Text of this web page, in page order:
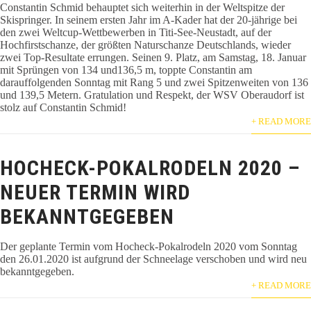
Constantin Schmid behauptet sich weiterhin in der Weltspitze der
Skispringer. In seinem ersten Jahr im A-Kader hat der 20-jährige bei
den zwei Weltcup-Wettbewerben in Titi-See-Neustadt, auf der
Hochfirstschanze, der größten Naturschanze Deutschlands, wieder
zwei Top-Resultate errungen. Seinen 9. Platz, am Samstag, 18. Januar
mit Sprüngen von 134 und136,5 m, toppte Constantin am
darauffolgenden Sonntag mit Rang 5 und zwei Spitzenweiten von 136
und 139,5 Metern. Gratulation und Respekt, der WSV Oberaudorf ist
stolz auf Constantin Schmid!
+ READ MORE
HOCHECK-POKALRODELN 2020 –
NEUER TERMIN WIRD
BEKANNTGEGEBEN
Der geplante Termin vom Hocheck-Pokalrodeln 2020 vom Sonntag
den 26.01.2020 ist aufgrund der Schneelage verschoben und wird neu
bekanntgegeben.
+ READ MORE